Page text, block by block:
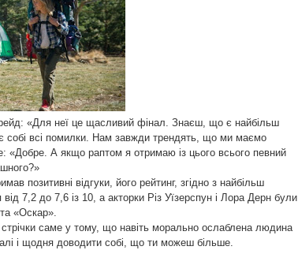
«Для неї це щасливий фінал. Знаєш, що є найбільш
всі помилки. Нам завжди трендять, що ми маємо
«Добре. А якщо раптом я отримаю із цього всього певний
позитивні відгуки, його рейтинг, згідно з найбільш
7,2 до 7,6 із 10, а акторки Різ Уїзерспун і Лора Дерн були
«Оскар».
стрічки саме у тому, що навіть морально ослаблена людина
і щодня доводити собі, що ти можеш більше.